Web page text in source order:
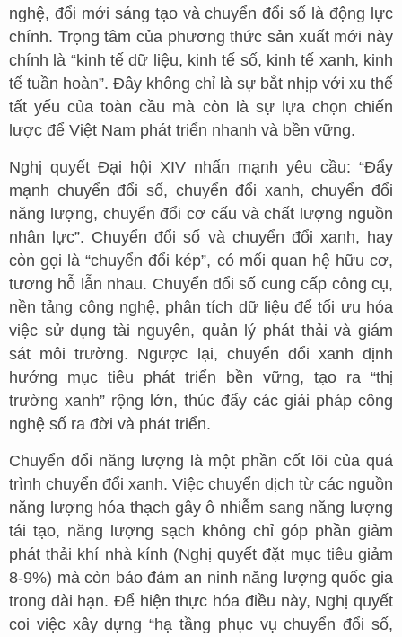
nghệ, đổi mới sáng tạo và chuyển đổi số là động lực
chính. Trọng tâm của phương thức sản xuất mới này
chính là “kinh tế dữ liệu, kinh tế số, kinh tế xanh, kinh
tế tuần hoàn”. Đây không chỉ là sự bắt nhịp với xu thế
tất yếu của toàn cầu mà còn là sự lựa chọn chiến
lược để Việt Nam phát triển nhanh và bền vững.
Nghị quyết Đại hội XIV nhấn mạnh yêu cầu: “Đẩy
mạnh chuyển đổi số, chuyển đổi xanh, chuyển đổi
năng lượng, chuyển đổi cơ cấu và chất lượng nguồn
nhân lực”. Chuyển đổi số và chuyển đổi xanh, hay
còn gọi là “chuyển đổi kép”, có mối quan hệ hữu cơ,
tương hỗ lẫn nhau. Chuyển đổi số cung cấp công cụ,
nền tảng công nghệ, phân tích dữ liệu để tối ưu hóa
việc sử dụng tài nguyên, quản lý phát thải và giám
sát môi trường. Ngược lại, chuyển đổi xanh định
hướng mục tiêu phát triển bền vững, tạo ra “thị
trường xanh” rộng lớn, thúc đẩy các giải pháp công
nghệ số ra đời và phát triển.
Chuyển đổi năng lượng là một phần cốt lõi của quá
trình chuyển đổi xanh. Việc chuyển dịch từ các nguồn
năng lượng hóa thạch gây ô nhiễm sang năng lượng
tái tạo, năng lượng sạch không chỉ góp phần giảm
phát thải khí nhà kính (Nghị quyết đặt mục tiêu giảm
8-9%) mà còn bảo đảm an ninh năng lượng quốc gia
trong dài hạn. Để hiện thực hóa điều này, Nghị quyết
coi việc xây dựng “hạ tầng phục vụ chuyển đổi số,